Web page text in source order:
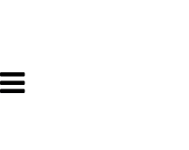
navigasjon